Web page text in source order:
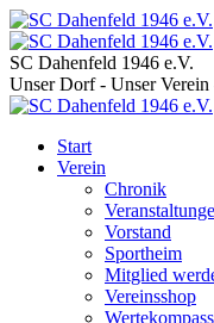
SC Dahenfeld 1946 e.V.
Unser Dorf - Unser
Start
Verein
Chronik
Vorstand
Sportheim
Mitglied
Vereinsshop
Wertekompass